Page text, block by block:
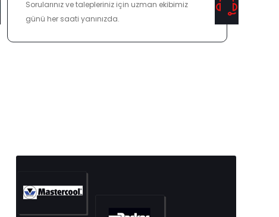
Sorularınız ve talepleriniz için uzman ekibimiz
günü her saati yanınızda.